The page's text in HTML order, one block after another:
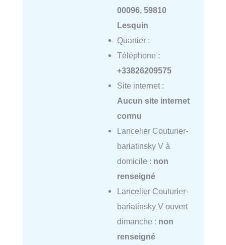
00096, 59810
Lesquin
Quartier :
Téléphone :
+33826209575
Site internet :
Aucun site internet
connu
Lancelier Couturier-
bariatinsky V à
domicile : non
renseigné
Lancelier Couturier-
bariatinsky V ouvert
dimanche : non
renseigné